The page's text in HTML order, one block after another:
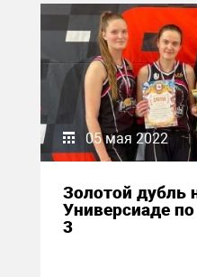
05 мая 2022
Золотой дубль
Универсиаде
3